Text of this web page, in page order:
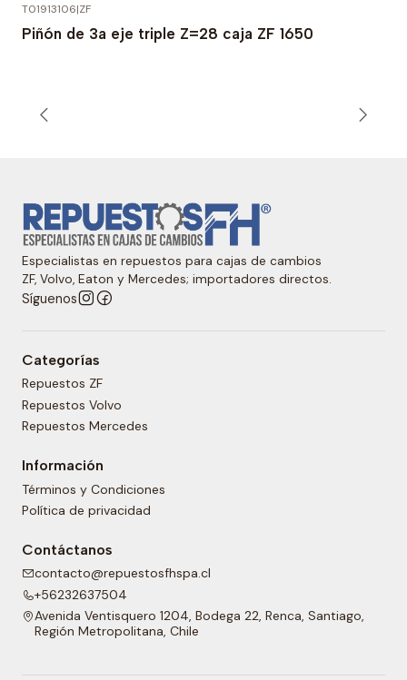
T01913106|ZF
Piñón de 3a eje triple Z=28 caja ZF 1650
Especialistas en repuestos para cajas de cambios
ZF, Volvo, Eaton y Mercedes; importadores directos.
Síguenos
Categorías
Repuestos ZF
Repuestos Volvo
Repuestos Mercedes
Información
Términos y Condiciones
Política de privacidad
Contáctanos
contacto@repuestosfhspa.cl
+56232637504
Avenida Ventisquero 1204, Bodega 22, Renca, Santiago,
Región Metropolitana, Chile